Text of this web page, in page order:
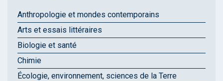
Anthropologie et mondes contemporains
Arts et essais littéraires
Biologie et santé
Chimie
Écologie, environnement, sciences de la Terre